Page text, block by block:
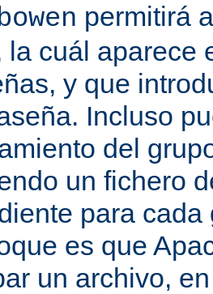
permitirá
la cuál aparece
y que
Incluso
del
un fichero
para
es que
un archivo,